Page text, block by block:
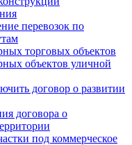
перевозок по
торговых объектов
объектов уличной
договор о развитии
договора о
под коммерческое